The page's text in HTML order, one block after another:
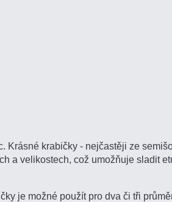
Krásné krabičky - nejčastěji ze
a velikostech, což umožňuje sladit
je možné použít pro dva či tři